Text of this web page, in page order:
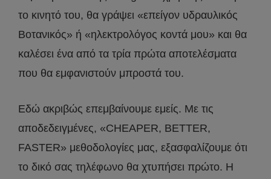
το κινητό του, θα γράψει «επείγον υδραυλικός
Βοτανικός» ή «ηλεκτρολόγος κοντά μου» και θα
καλέσει ένα από τα τρία πρώτα αποτελέσματα
που θα εμφανιστούν μπροστά του.
Εδώ ακριβώς επεμβαίνουμε εμείς. Με τις
αποδεδειγμένες, «CHEAPER, BETTER,
FASTER» μεθοδολογίες μας, εξασφαλίζουμε ότι
το δικό σας τηλέφωνο θα χτυπήσει πρώτο. Η